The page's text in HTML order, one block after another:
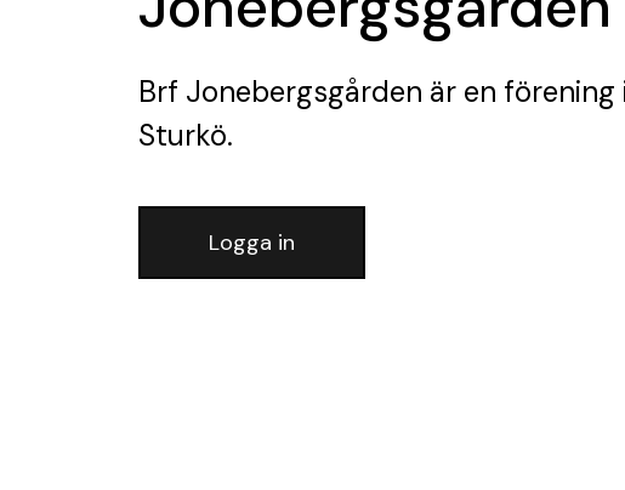
Brf Jonebergsgården är en förening
Sturkö.
Logga in